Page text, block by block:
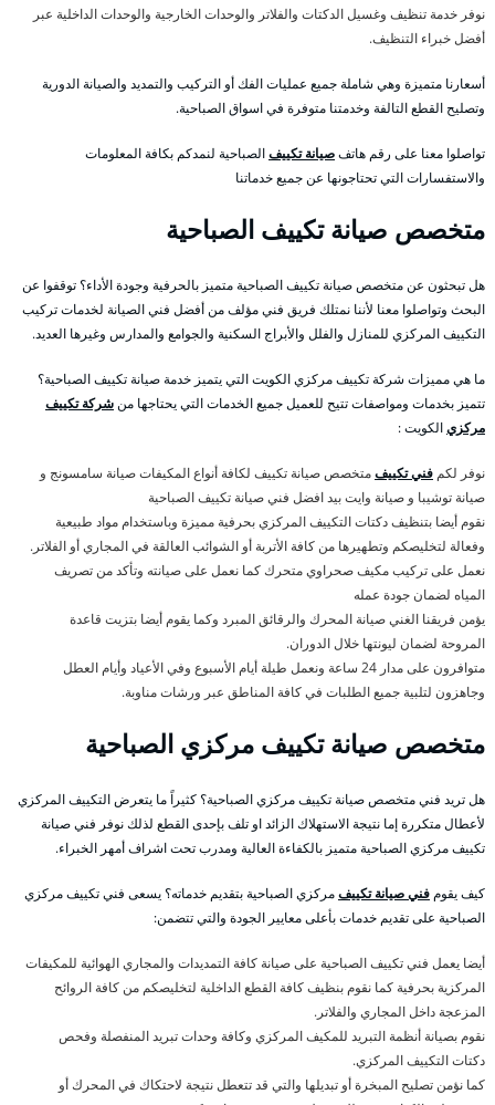
نوفر خدمة تنظيف وغسيل الدكتات والفلاتر والوحدات الخارجية والوحدات الداخلية عبر
أفضل خبراء التنظيف.
أسعارنا متميزة وهي شاملة جميع عمليات الفك أو التركيب والتمديد والصيانة الدورية
وتصليح القطع التالفة وخدمتنا متوفرة في اسواق الصباحية.
تواصلوا معنا على رقم هاتفصيانة تكييفالصباحية لنمدكم بكافة المعلومات
والاستفسارات التي تحتاجونها عن جميع خدماتنا
متخصص صيانة تكييف الصباحية
هل تبحثون عن متخصص صيانة تكييف الصباحية متميز بالحرفية وجودة الأداء؟ توقفوا عن
البحث وتواصلوا معنا لأننا نمتلك فريق فني مؤلف من أفضل فني الصيانة لخدمات تركيب
التكييف المركزي للمنازل والفلل والأبراج السكنية والجوامع والمدارس وغيرها العديد.
ما هي مميزات شركة تكييف مركزي الكويت التي يتميز خدمة صيانة تكييف الصباحية؟
تتميز بخدمات ومواصفات تتيح للعميل جميع الخدمات التي يحتاجها منشركة تكييف
مركزيالكويت :
نوفر لكم فني تكييفمتخصص صيانة تكييف لكافة أنواع المكيفات صيانة سامسونج و
صيانة توشيبا و صيانة وايت بيد افضل فني صيانة تكييف الصباحية
نقوم أيضا بتنظيف دكتات التكييف المركزي بحرفية مميزة وباستخدام مواد طبيعية
وفعالة لتخليصكم وتطهيرها من كافة الأتربة أو الشوائب العالقة في المجاري أو الفلاتر.
نعمل على تركيب مكيف صحراوي متحرك كما نعمل على صيانته وتأكد من تصريف
المياه لضمان جودة عمله
يؤمن فريقنا الغني صيانة المحرك والرقائق المبرد وكما يقوم أيضا بتزيت قاعدة
المروحة لضمان ليونتها خلال الدوران.
متوافرون على مدار 24 ساعة ونعمل طيلة أيام الأسبوع وفي الأعياد وأيام العطل
وجاهزون لتلبية جميع الطلبات في كافة المناطق عبر ورشات مناوبة.
متخصص صيانة تكييف مركزي الصباحية
هل تريد فني متخصص صيانة تكييف مركزي الصباحية؟ كثيراً ما يتعرض التكييف المركزي
لأعطال متكررة إما نتيجة الاستهلاك الزائد او تلف بإحدى القطع لذلك نوفر فني صيانة
تكييف مركزي الصباحية متميز بالكفاءة العالية ومدرب تحت اشراف أمهر الخبراء.
كيف يقوم فني صيانة تكييفمركزي الصباحية بتقديم خدماته؟ يسعى فني تكييف مركزي
الصباحية على تقديم خدمات بأعلى معايير الجودة والتي تتضمن:
أيضا يعمل فني تكييف الصباحية على صيانة كافة التمديدات والمجاري الهوائية للمكيفات
المركزية بحرفية كما نقوم بنظيف كافة القطع الداخلية لتخليصكم من كافة الروائح
المزعجة داخل المجاري والفلاتر.
نقوم بصيانة أنظمة التبريد للمكيف المركزي وكافة وحدات تبريد المنفصلة وفحص
دكتات التكييف المركزي.
كما نؤمن تصليح المبخرة أو تبديلها والتي قد تتعطل نتيجة لاحتكاك في المحرك أو